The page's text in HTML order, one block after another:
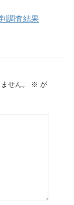
調査結果
せん。 ※ が